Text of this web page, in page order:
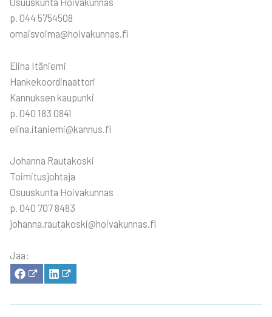
Osuus­kun­ta Hoi­va­kun­nas
p. 044 5754508
omaisvoima@hoivakunnas.fi
Eli­na Itä­nie­mi
Han­ke­koor­di­naat­to­ri
Kan­nuk­sen kau­pun­ki
p. 040 183 0841
elina.itaniemi@kannus.fi
Johan­na Rau­ta­kos­ki
Toi­mi­tus­joh­ta­ja
Osuus­kun­ta Hoi­va­kun­nas
p. 040 707 8483
johanna.rautakoski@hoivakunnas.fi
Jaa:
SHA­
RE
FACE­
SHA­
RE
LIN­